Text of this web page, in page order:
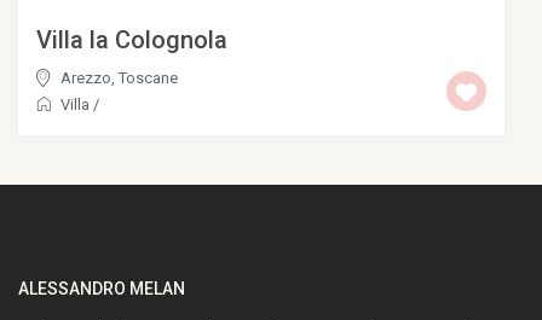
Villa la Colognola
Arezzo ,Toscane
Villa /
ALESSANDRO MELAN